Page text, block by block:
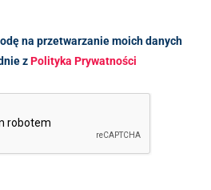
na przetwarzanie moich danych
zPolityka Prywatności